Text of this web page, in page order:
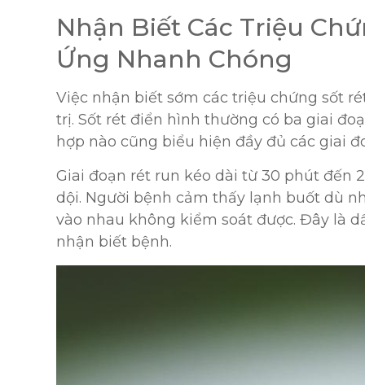
Nhận Biết Các Triệu
Ứng Nhanh Chóng
Việc nhận biết sớm các triệu chứng sốt
trị. Sốt rét điển hình thường có ba giai
hợp nào cũng biểu hiện đầy đủ các giai
Giai đoạn rét run kéo dài từ 30 phút đến
dội. Người bệnh cảm thấy lạnh buốt dù
vào nhau không kiểm soát được. Đây là
nhận biết bệnh.